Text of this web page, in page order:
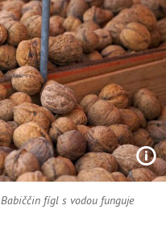
fígl s vodou funguje